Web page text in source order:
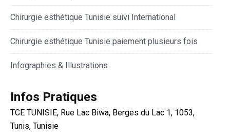
Chirurgie esthétique Tunisie suivi International
Chirurgie esthétique Tunisie paiement plusieurs fois
Infographies & Illustrations
Infos Pratiques
TCE TUNISIE, Rue Lac Biwa, Berges du Lac 1, 1053,
Tunis, Tunisie